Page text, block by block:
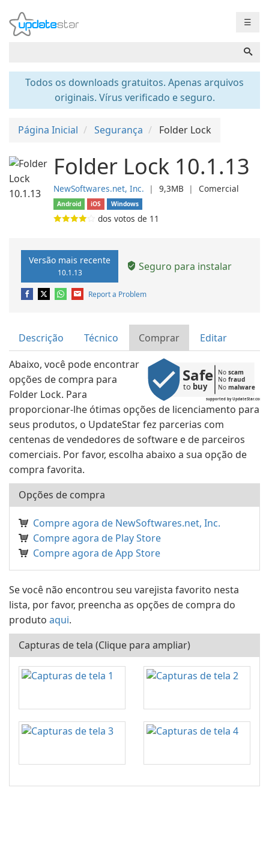
☰
Todos os downloads gratuitos. Apenas arquivos
originais. Vírus verificado e seguro.
Página Inicial Segurança Folder Lock
Folder Lock 10.1.13
NewSoftwares.net, Inc. ❘ 9,3MB ❘ Comercial
Android iOS Windows
dos votos de 11
Versão mais recente
10.1.13 Seguro para instalar
Report a Problem
Descrição Técnico Comprar Editar
supported by UpdateStar.com
Safe
to buy
No scam
No fraud
No malware
Abaixo, você pode encontrar
opções de compra para
Folder Lock. Para
proporcionar-lhe ótimas opções de licenciamento para
seus produtos, o UpdateStar fez parcerias com
centenas de vendedores de software e de parceiros
comerciais. Por favor, escolha abaixo a sua opção de
compra favorita.
Opções de compra
Compre agora de NewSoftwares.net, Inc.
Compre agora de Play Store
Compre agora de App Store
Se você não encontrou seu varejista favorito nesta
lista, por favor, preencha as opções de compra do
produto aqui.
Capturas de tela (Clique para ampliar)